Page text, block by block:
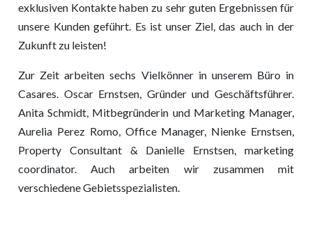
exklusiven Kontakte haben zu sehr guten Ergebnissen für
unsere Kunden geführt. Es ist unser Ziel, das auch in der
Zukunft zu leisten!
Zur Zeit arbeiten sechs Vielkönner in unserem Büro in
Casares. Oscar Ernstsen, Gründer und Geschäftsführer.
Anita Schmidt, Mitbegründerin und Marketing Manager,
Aurelia Perez Romo, Office Manager, Nienke Ernstsen,
Property Consultant & Danielle Ernstsen, marketing
coordinator. Auch arbeiten wir zusammen mit
verschiedene Gebietsspezialisten.